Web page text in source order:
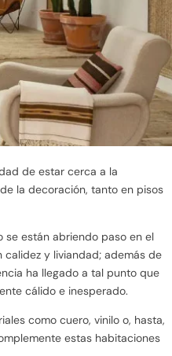
de estar cerca a la
la decoración, tanto en pisos
se están abriendo paso en el
y liviandad; además de
ha llegado a tal punto que
cálido e inesperado.
como cuero, vinilo o, hasta,
estas habitaciones